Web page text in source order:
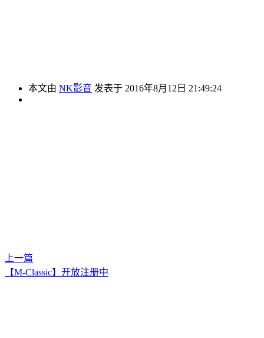
本文由 NK影音 发表于 2016年8月12日 21:49:24
上一篇
【M-Classic】开放注册中